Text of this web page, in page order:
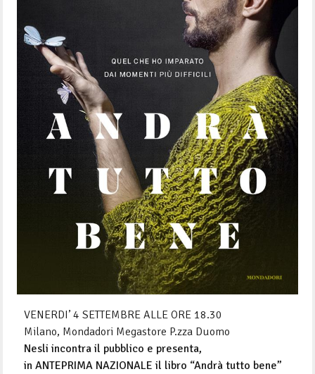
VENERDI’ 4 SETTEMBRE ALLE ORE 18.30
Milano, Mondadori Megastore P.zza Duomo
Nesli incontra il pubblico e presenta,
in ANTEPRIMA NAZIONALE il libro “Andrà tutto bene”